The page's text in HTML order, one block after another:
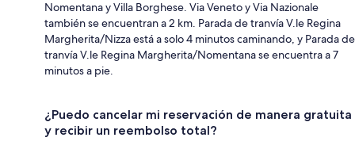
Nomentana y Villa Borghese. Via Veneto y Via Nazionale
también se encuentran a 2 km. Parada de tranvía V.le Regina
Margherita/Nizza está a solo 4 minutos caminando, y Parada de
tranvía V.le Regina Margherita/Nomentana se encuentra a 7
minutos a pie.
¿Puedo cancelar mi reservación de manera gratuita
y recibir un reembolso total?